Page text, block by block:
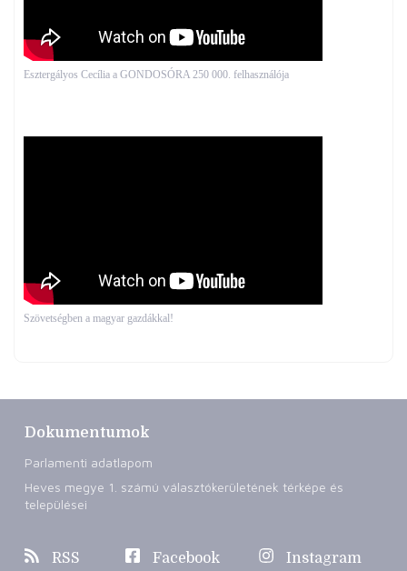
Esztergályos Cecília a GONDOSÓRA 250 000. felhasználója
Szövetségben a magyar gazdákkal!
Dokumentumok
Parlamenti adatlapom
Heves megye 1. számú választókerületének térképe és
települései
RSS Facebook Instagram